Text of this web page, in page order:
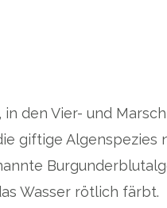
in den Vier- und
giftige Algenspezies
Wasser rötlich färbt.